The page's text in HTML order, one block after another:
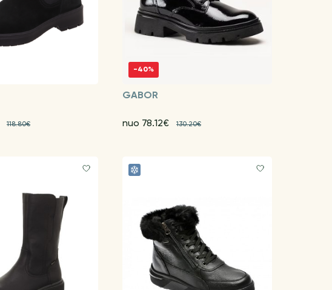
118.80€
-40%
GABOR
nuo 78.12€ 130.20€